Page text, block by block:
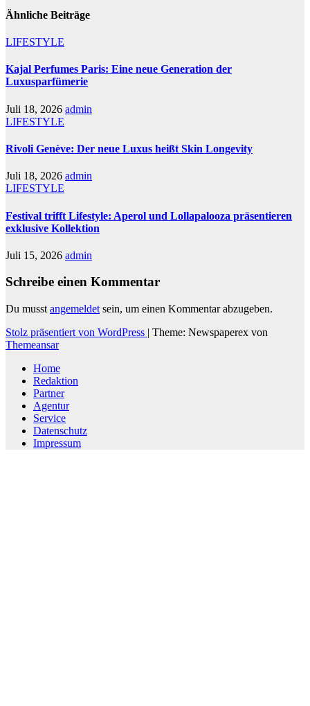
Ähnliche Beiträge
LIFESTYLE
Kajal Perfumes Paris: Eine neue Generation der
Luxusparfümerie
Juli 18, 2026 admin
LIFESTYLE
Rivoli Genève: Der neue Luxus heißt Skin Longevity
Juli 18, 2026 admin
LIFESTYLE
Festival trifft Lifestyle: Aperol und Lollapalooza präsentieren
exklusive Kollektion
Juli 15, 2026 admin
Schreibe einen Kommentar
Du musst angemeldet sein, um einen Kommentar abzugeben.
Stolz präsentiert von WordPress | Theme: Newspaperex von
Themeansar
Home
Redaktion
Partner
Agentur
Service
Datenschutz
Impressum